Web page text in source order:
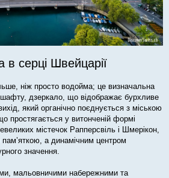
в серці Швейцарії
ніж просто водойма; це визначальна
дзеркало, що відображає бурхливе
який органічно поєднується з міською
простягається у витонченій формі
містечок Рапперсвіль і Шмерікон,
а динамічним центром
значення.
мальовничими набережними та